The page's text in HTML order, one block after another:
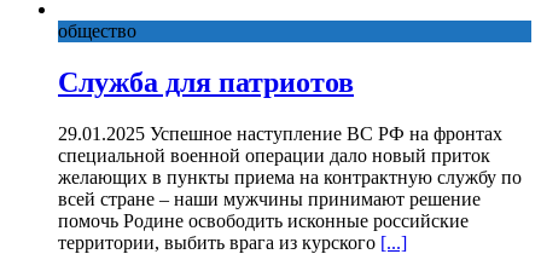
общество
Служба для патриотов
29.01.2025 Успешное наступление ВС РФ на фронтах
специальной военной операции дало новый приток
желающих в пункты приема на контрактную службу по
всей стране – наши мужчины принимают решение
помочь Родине освободить исконные российские
территории, выбить врага из курского [...]